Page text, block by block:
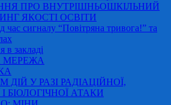
ПРО ВНУТРІШНЬОШКІЛЬНИЙ
ЯКОСТІ ОСВІТИ
час сигналу “Повітряна тривога!” та
в закладі
МЕРЕЖА
ДІЙ У РАЗІ РАДІАЦІЙНОЇ,
І БІОЛОГІЧНОЇ АТАКИ